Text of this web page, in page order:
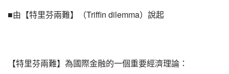
■由【特里芬兩難】（Triffin dilemma）說起
【特里芬兩難】為國際金融的一個重要經濟理論：